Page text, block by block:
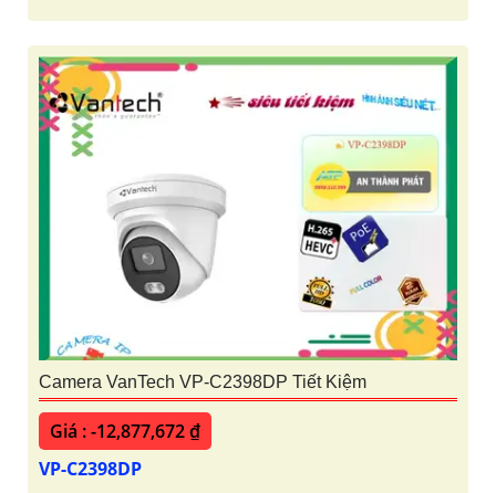
Camera VanTech VP-C2398DP Tiết Kiệm
Giá : -12,877,672 ₫
VP-C2398DP